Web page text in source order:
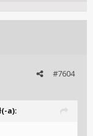
#7604
a):